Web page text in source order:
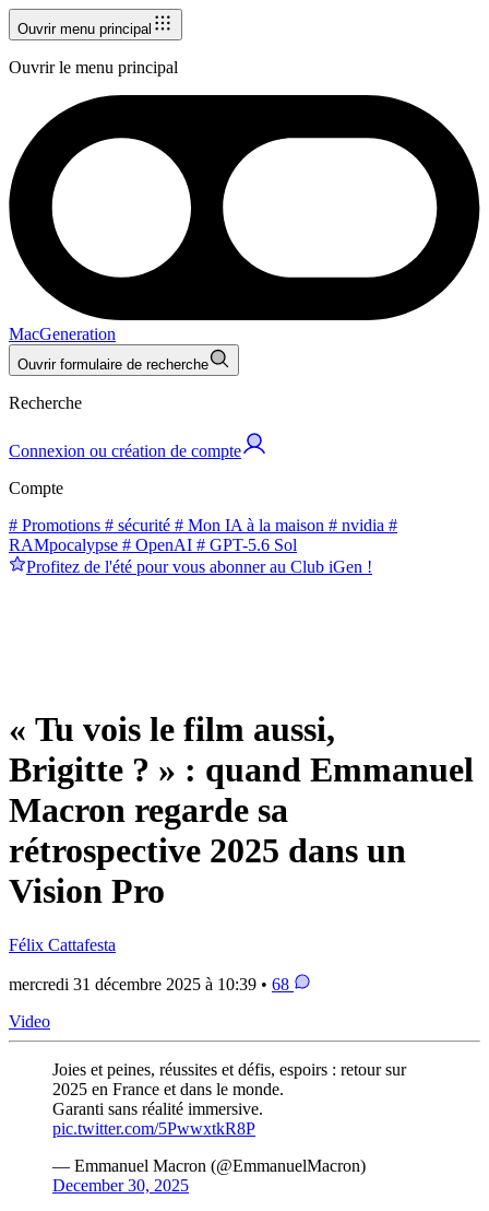
Ouvrir menu principal
Ouvrir le menu principal
MacGeneration
Ouvrir formulaire de recherche
Recherche
Connexion ou création de compte
Compte
# Promotions # sécurité # Mon IA à la maison # nvidia #
RAMpocalypse # OpenAI # GPT-5.6 Sol
Profitez de l'été pour vous abonner au Club iGen !
« Tu vois le film aussi,
Brigitte ? » : quand Emmanuel
Macron regarde sa
rétrospective 2025 dans un
Vision Pro
Félix Cattafesta
mercredi 31 décembre 2025 à 10:39 • 68
Video
Joies et peines, réussites et défis, espoirs : retour sur
2025 en France et dans le monde.
Garanti sans réalité immersive.
pic.twitter.com/5PwwxtkR8P
— Emmanuel Macron (@EmmanuelMacron)
December 30, 2025